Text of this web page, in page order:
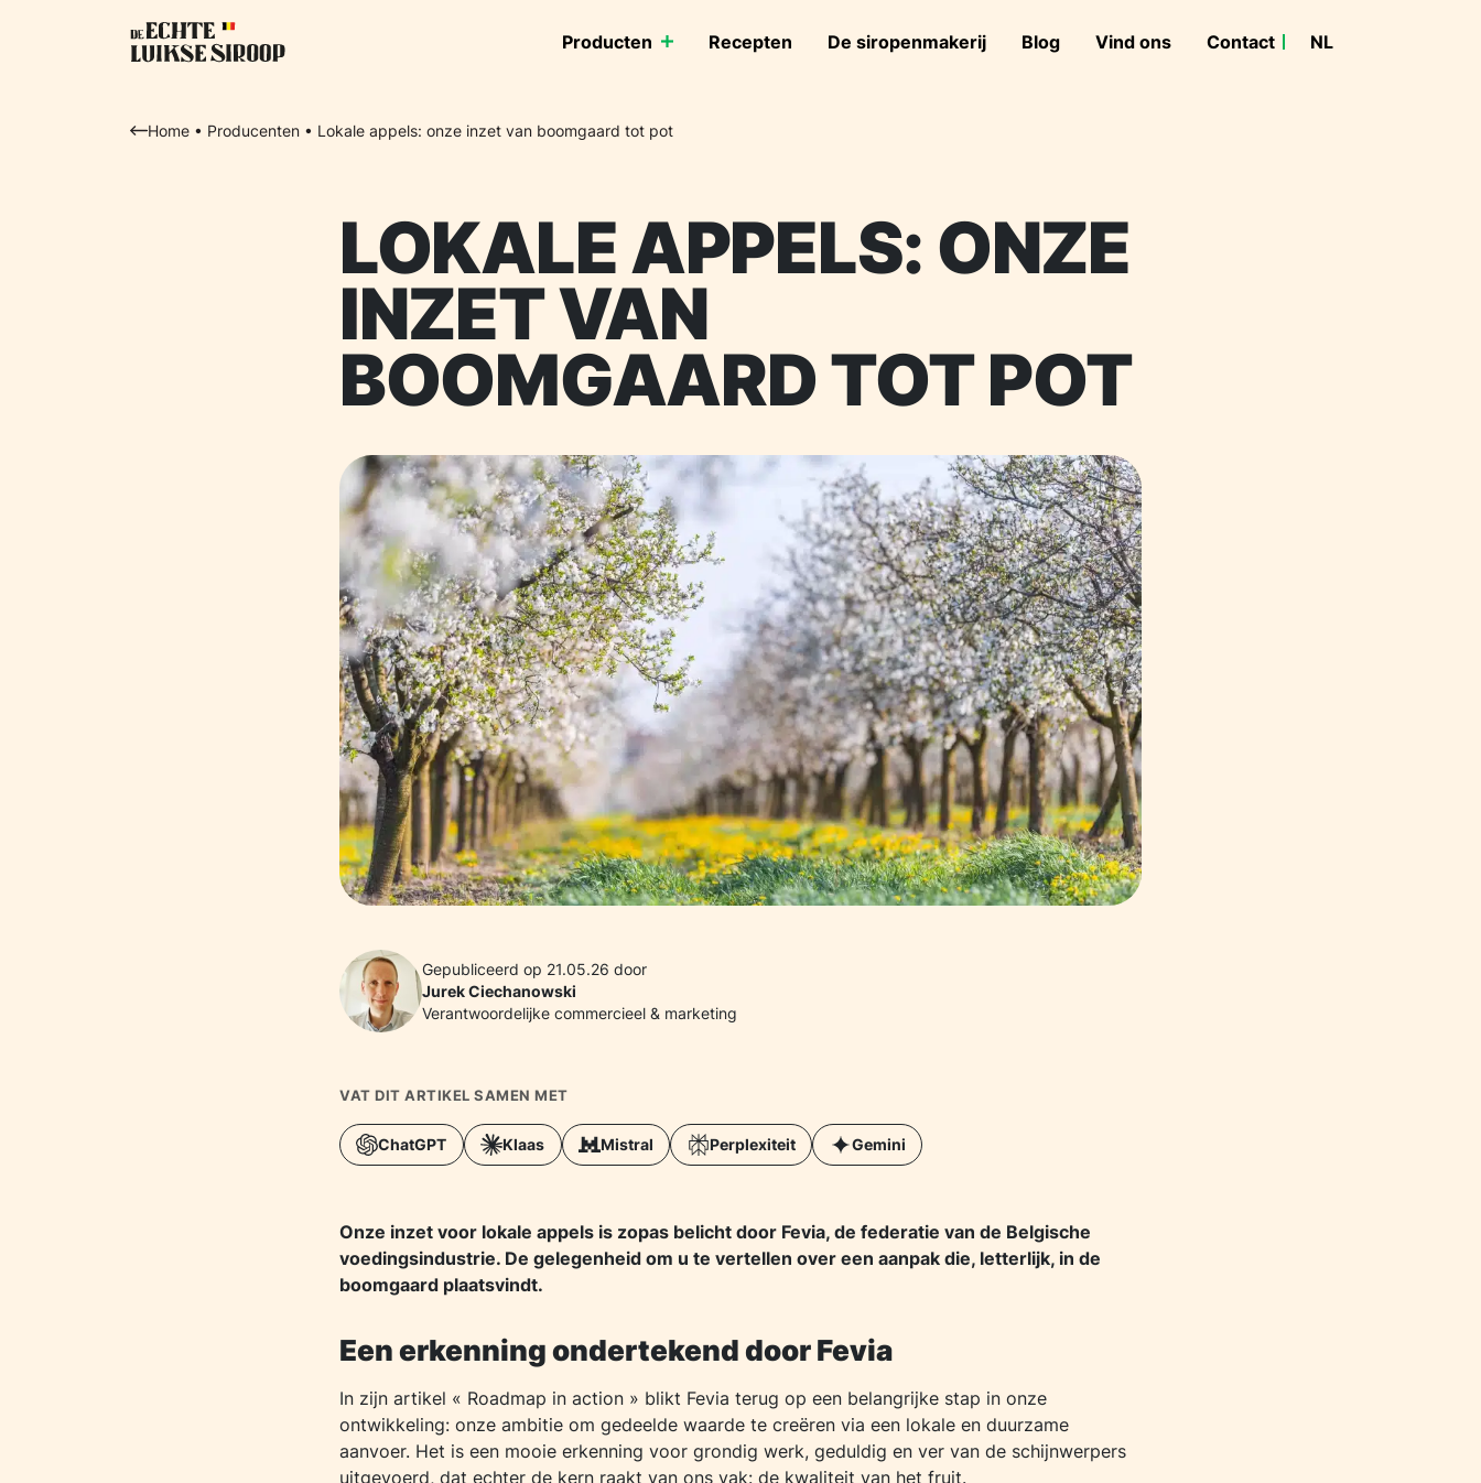
Producten Recepten De siropenmakerij Blog Vind ons Contact NL
Home • Producenten • Lokale appels: onze inzet van boomgaard tot pot
LOKALE APPELS: ONZE
INZET VAN
BOOMGAARD TOT POT
Gepubliceerd op 21.05.26 door
Jurek Ciechanowski
Verantwoordelijke commercieel & marketing
VAT DIT ARTIKEL SAMEN MET
ChatGPT Klaas Mistral Perplexiteit Gemini
Onze inzet voor lokale appels is zopas belicht door Fevia, de federatie van de Belgische
voedingsindustrie. De gelegenheid om u te vertellen over een aanpak die, letterlijk, in de
boomgaard plaatsvindt.
Een erkenning ondertekend door Fevia
In zijn artikel « Roadmap in action » blikt Fevia terug op een belangrijke stap in onze
ontwikkeling: onze ambitie om gedeelde waarde te creëren via een lokale en duurzame
aanvoer. Het is een mooie erkenning voor grondig werk, geduldig en ver van de schijnwerpers
uitgevoerd, dat echter de kern raakt van ons vak: de kwaliteit van het fruit.